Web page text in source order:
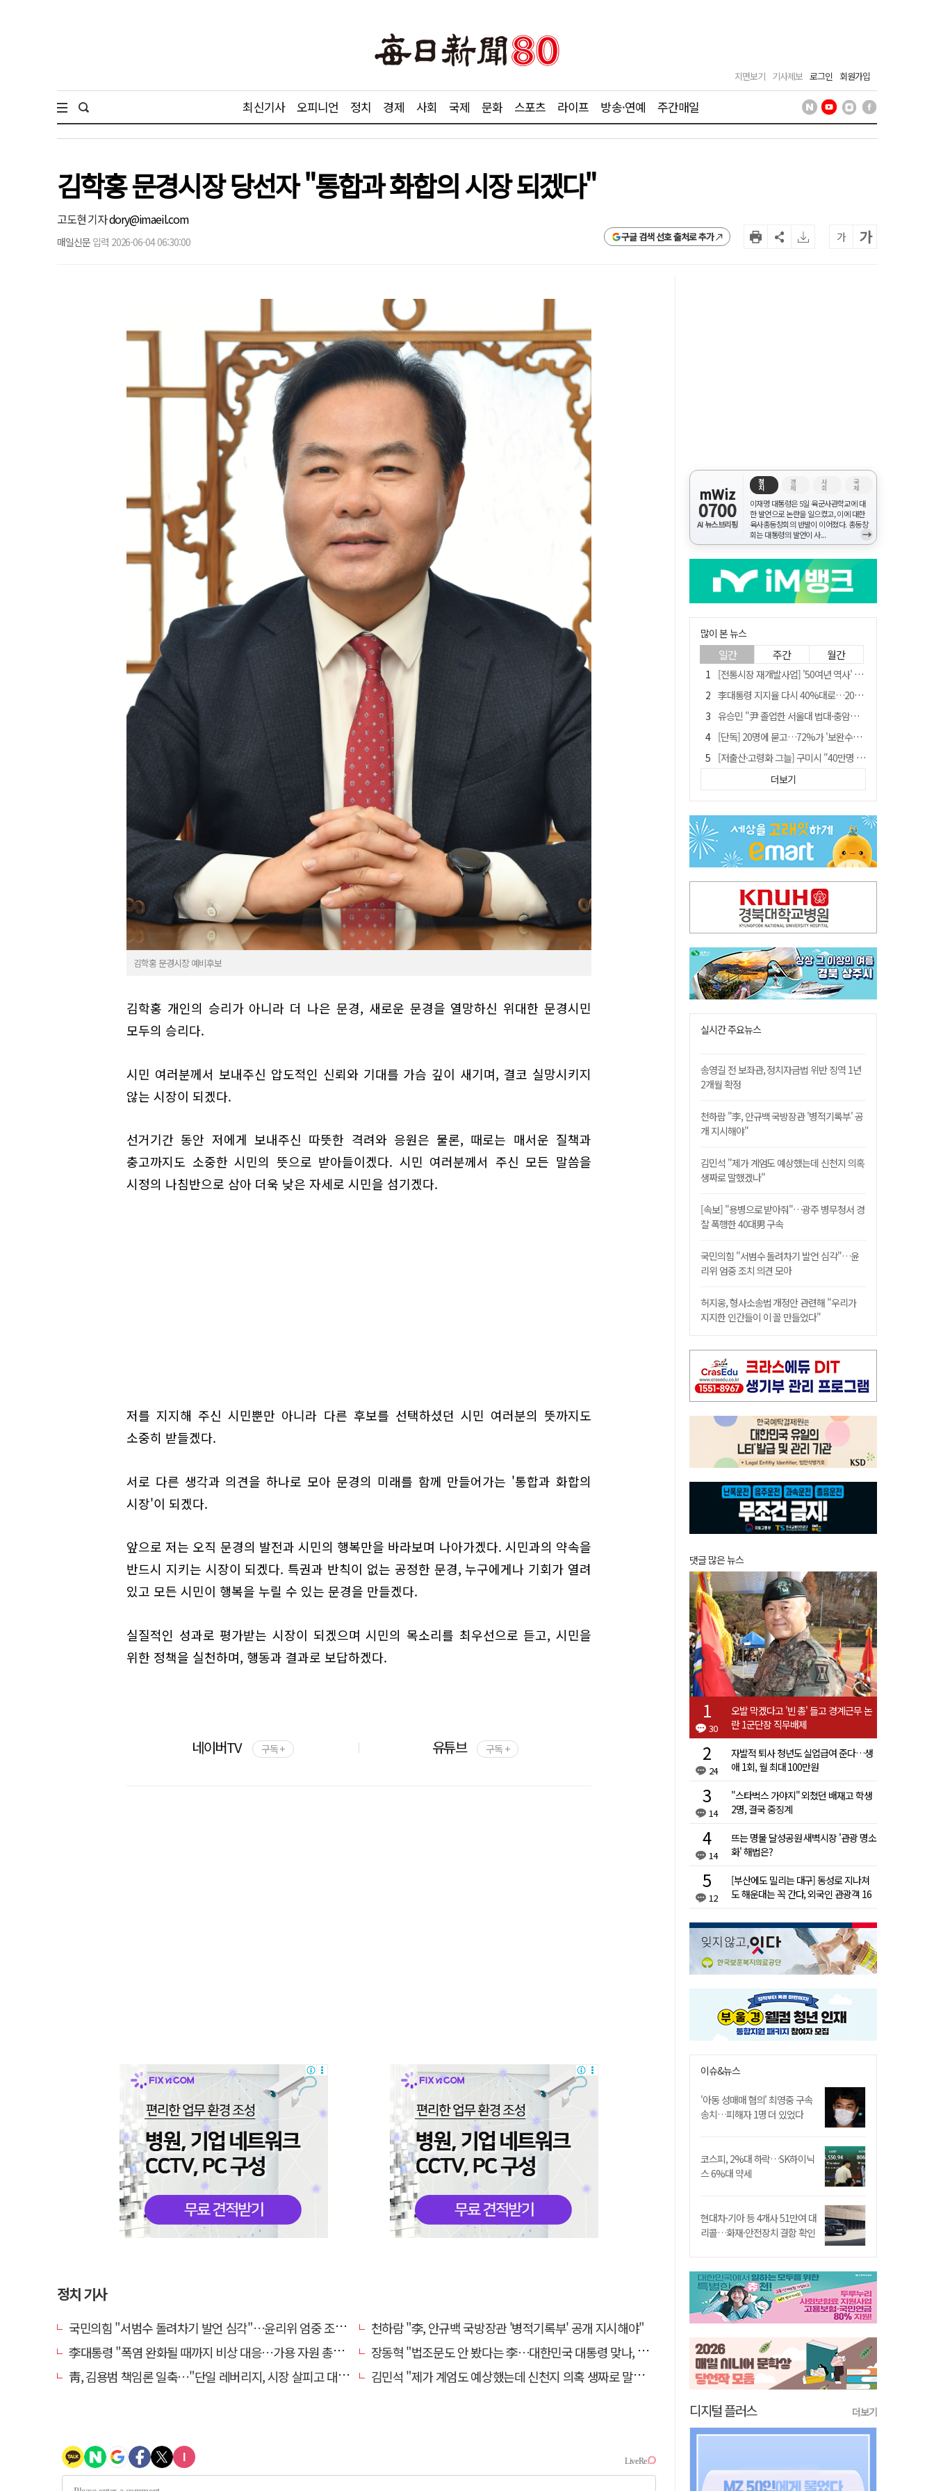
지면보기 기사제보 로그인 회원가입
최신기사 오피니언 정치 경제 사회 국제 문화 스포츠 라이프 방송·연예 주간매일
김학홍 문경시장 당선자 "통합과 화합의 시장 되겠다"
고도현 기자dory@imaeil.com
매일신문 입력 2026-06-04 06:30:00 구글 검색 선호 출처로 추가 가 가
김학홍 문경시장 예비후보
김학홍 개인의 승리가 아니라 더 나은 문경, 새로운 문경을 열망하신 위대한 문경시민
모두의 승리다.
시민 여러분께서 보내주신 압도적인 신뢰와 기대를 가슴 깊이 새기며, 결코 실망시키지
않는 시장이 되겠다.
선거기간 동안 저에게 보내주신 따뜻한 격려와 응원은 물론, 때로는 매서운 질책과
충고까지도 소중한 시민의 뜻으로 받아들이겠다. 시민 여러분께서 주신 모든 말씀을
시정의 나침반으로 삼아 더욱 낮은 자세로 시민을 섬기겠다.
저를 지지해 주신 시민뿐만 아니라 다른 후보를 선택하셨던 시민 여러분의 뜻까지도
소중히 받들겠다.
서로 다른 생각과 의견을 하나로 모아 문경의 미래를 함께 만들어가는 '통합과 화합의
시장'이 되겠다.
앞으로 저는 오직 문경의 발전과 시민의 행복만을 바라보며 나아가겠다. 시민과의 약속을
반드시 지키는 시장이 되겠다. 특권과 반칙이 없는 공정한 문경, 누구에게나 기회가 열려
있고 모든 시민이 행복을 누릴 수 있는 문경을 만들겠다.
실질적인 성과로 평가받는 시장이 되겠으며 시민의 목소리를 최우선으로 듣고, 시민을
위한 정책을 실천하며, 행동과 결과로 보답하겠다.
네이버TV 구독 + 유튜브 구독 +
정치 기사
국민의힘 "서범수 돌려차기 발언 심각"…윤리위 엄중 조치 의견 모아
천하람 "李, 안규백 국방장관 '병적기록부' 공개 지시해야"
李대통령 "폭염 완화될 때까지 비상 대응…가용 자원 총동원"
장동혁 "법조문도 안 봤다는 李…대한민국 대통령 맞나, 역대급 망언"
靑, 김용범 책임론 일축…"단일 레버리지, 시장 살피고 대책 챙길 때"
김민석 "제가 계엄도 예상했는데 신천지 의혹 생짜로 말했겠나"
mWiz
0700
AI 뉴스브리핑
정
치
경
제
사
회
국
제
이재명 대통령은 5일 육군사관학교에 대
한 발언으로 논란을 일으켰고, 이에 대한
육사총동창회의 반발이 이어졌다. 총동창
회는 대통령의 발언이 사...
→
많이 본 뉴스
일간 주간 월간
[전통시장 재개발사업] '50여년 역사' 수성시장 자리에 25층 주상복합 들어선다
李대통령 지지율 다시 40%대로…20대는 18.8%p 급락
유승민 "尹 졸업한 서울대 법대·충암고도 없애야"…李 육사 통합 직격
[단독] 20명에 묻고…72%가 '보완수사권 폐지'?
[저출산·고령화 그늘] 구미시 "40만명 사수" 고령군 "3만명대 회복"
[전통시장 재개발사업] 신천시장 재개발, 준공 후에도 소송전
안동-사가에, "50년 우정 넘어 미래 50년 함께 연다"
[인사]경상북도
"김용민, 흑백논리로 세상 보는 듯" 검찰 내부서 지탄
더보기
실시간 주요뉴스
송영길 전 보좌관, 정치자금법 위반 징역 1년
2개월 확정
천하람 "李, 안규백 국방장관 '병적기록부' 공
개 지시해야"
김민석 "제가 계엄도 예상했는데 신천지 의혹
생짜로 말했겠나"
[속보] "용병으로 받아줘"…광주 병무청서 경
찰 폭행한 40대男 구속
국민의힘 "서범수 돌려차기 발언 심각"…윤
리위 엄중 조치 의견 모아
허지웅, 형사소송법 개정안 관련해 "우리가
지지한 인간들이 이 꼴 만들었다"
댓글 많은 뉴스
30
오발 막겠다고 '빈 총' 들고 경계근무 논
란 1군단장 직무배제
24
자발적 퇴사 청년도 실업급여 준다…생
애 1회, 월 최대 100만원
14
"스타벅스 가야지" 외쳤던 배재고 학생
2명, 결국 중징계
14
뜨는 명물 달성공원 새벽시장 '관광 명소
화' 해법은?
12
[부산에도 밀리는 대구] 동성로 지나쳐
도 해운대는 꼭 간다, 외국인 관광객 16
이슈&뉴스
'아동 성매매 혐의' 최영중 구속
송치…피해자 1명 더 있었다
코스피, 2%대 하락…SK하이닉
스 6%대 약세
현대차·기아 등 4개사 51만여 대
리콜…화재·안전장치 결함 확인
디지털 플러스 더보기